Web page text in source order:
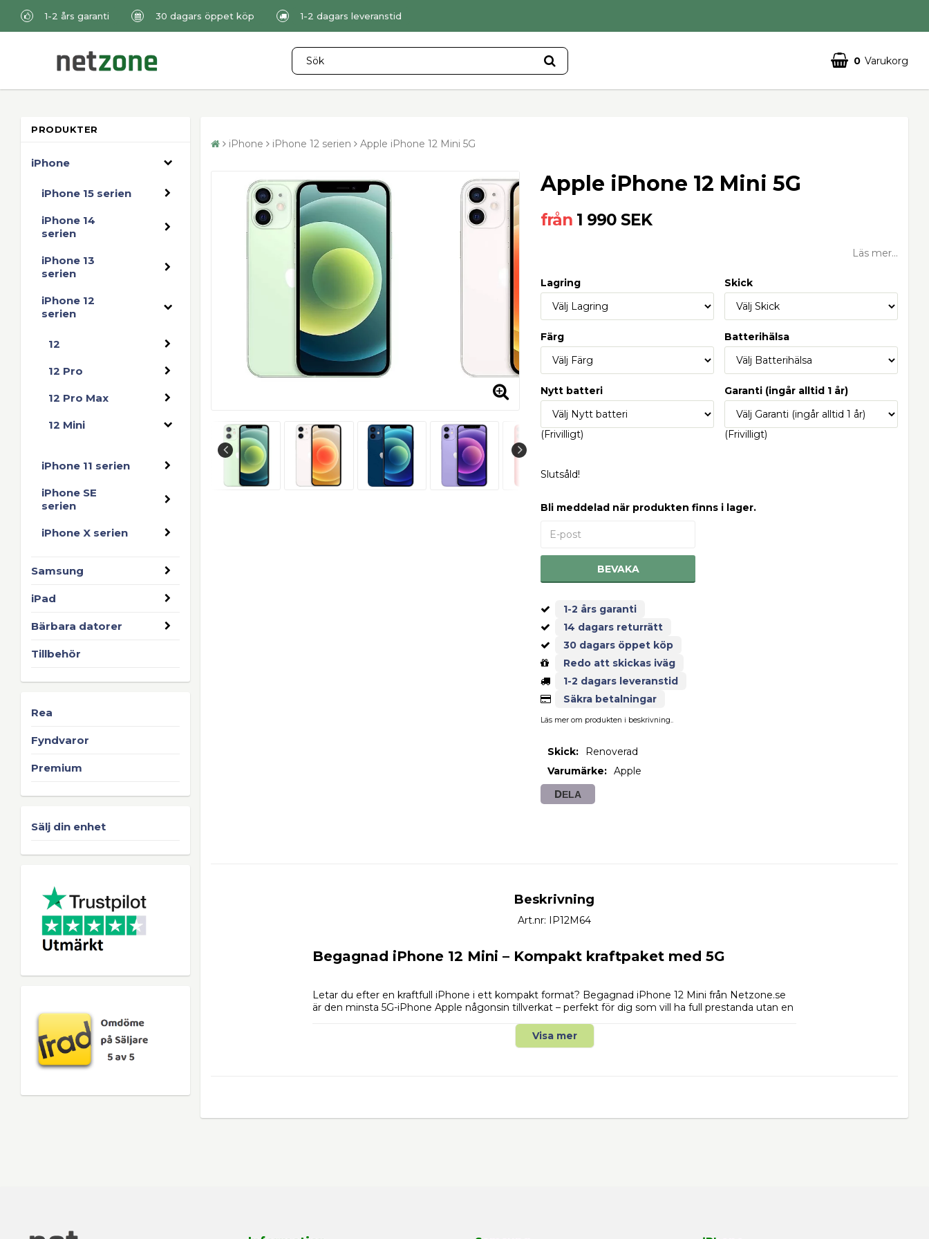
1-2 års garanti 30 dagars öppet köp 1-2 dagars leveranstid
0 Varukorg
PRODUKTER
iPhone
iPhone 15 serien
iPhone 14
serien
iPhone 13
serien
iPhone 12
serien
12
12 Pro
12 Pro Max
12 Mini
iPhone 11 serien
iPhone SE
serien
iPhone X serien
Samsung
iPad
Bärbara datorer
Tillbehör
Rea
Fyndvaror
Premium
Sälj din enhet
iPhone iPhone 12 serien Apple iPhone 12 Mini 5G
Apple iPhone 12 Mini 5G
1 990 SEK
Läs mer...
Lagring Skick
Färg Batterihälsa
Nytt batteri
(Frivilligt)
Garanti (ingår alltid 1 år)
(Frivilligt)
Slutsåld!
Bli meddelad när produkten finns i lager.
BEVAKA
1-2 års garanti
14 dagars returrätt
30 dagars öppet köp
Redo att skickas iväg
1-2 dagars leveranstid
Säkra betalningar
Läs mer om produkten i beskrivning..
Skick
Renoverad
Varumärke
Apple
DELA
Beskrivning
Art.nr: IP12M64
Begagnad iPhone 12 Mini – Kompakt kraftpaket med 5G
Letar du efter en kraftfull iPhone i ett kompakt format? Begagnad iPhone 12 Mini från Netzone.se
är den minsta 5G-iPhone Apple någonsin tillverkat – perfekt för dig som vill ha full prestanda utan en
Perfekt för en hand, ficka eller liten väska – beställ din begagnade
Visa mer